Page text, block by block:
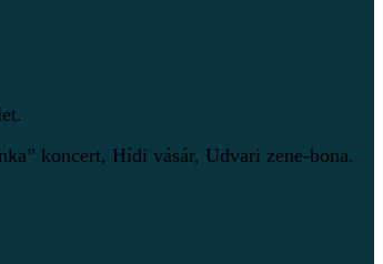
koncert, Hídi vásár, Udvari zene-bona.